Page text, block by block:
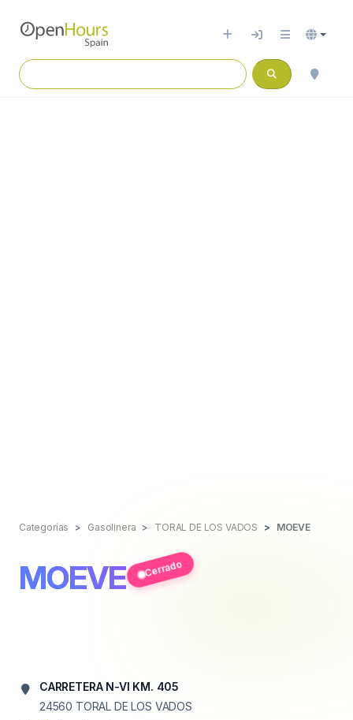
Categorías Gasolinera TORAL DE LOS VADOS MOEVE
MOEVE Cerrado
CARRETERA N-VI KM. 405
24560 TORAL DE LOS VADOS